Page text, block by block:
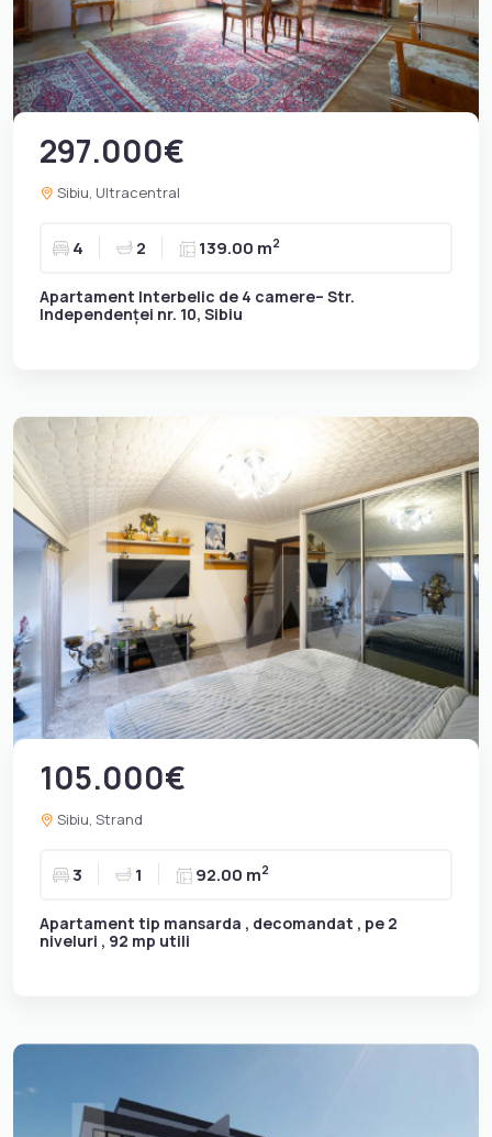
297.000€
Sibiu, Ultracentral
4 2 139.00 m2
Apartament Interbelic de 4 camere– Str.
Independenței nr. 10, Sibiu
105.000€
Sibiu, Strand
3 1 92.00 m2
Apartament tip mansarda , decomandat , pe 2
niveluri , 92 mp utili